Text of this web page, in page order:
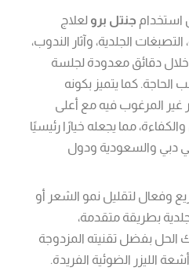
استخدام جنتل برو لعلاج
الجلدية، وآثار الندوب،
خلال دقائق معدودة لجلسة
كما يتميز بكونه
غير المرغوب فيه مع أعلى
مما يجعله خيارًا رئيسيًا
دبي والسعودية ودول
وفعال لتقليل نمو الشعر أو
بطريقة متقدمة،
الحل بفضل تقنيته المزدوجة